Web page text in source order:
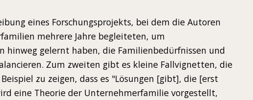
eines Forschungsprojekts, bei dem die Autoren
mehrere Jahre begleiteten, um
hinweg gelernt haben, die Familienbedürfnissen und
Zum zweiten gibt es kleine Fallvignetten, die
zu zeigen, dass es "Lösungen [gibt], die [erst
eine Theorie der Unternehmerfamilie vorgestellt,